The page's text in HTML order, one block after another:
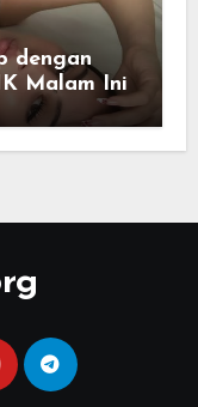
dengan
Malam Ini